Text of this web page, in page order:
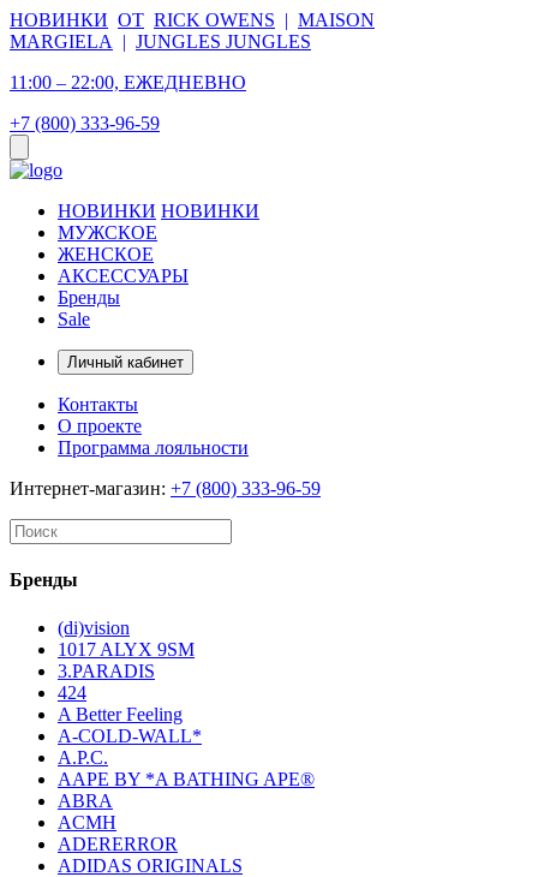
НОВИНКИ ОТ RICK OWENS | MAISON
MARGIELA
| JUNGLES JUNGLES
11:00 – 22:00, ЕЖЕДНЕВНО
+7 (800) 333-96-59
НОВИНКИ НОВИНКИ
МУЖСКОЕ
ЖЕНСКОЕ
АКСЕССУАРЫ
Бренды
Sale
Личный кабинет
Контакты
О проекте
Программа лояльности
Интернет-магазин: +7 (800) 333-96-59
Бренды
(di)vision
1017 ALYX 9SM
3.PARADIS
424
A Better Feeling
A-COLD-WALL*
A.P.C.
AAPE BY *A BATHING APE®
ABRA
ACMH
ADERERROR
ADIDAS ORIGINALS